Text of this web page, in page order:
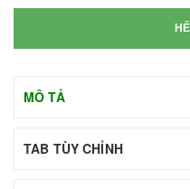
MÔ TẢ
TAB TÙY CHỈNH